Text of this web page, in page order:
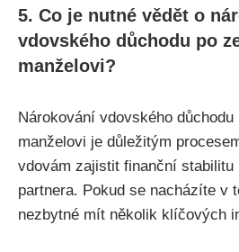
5. Co je nutné vědět o
vdovského důchodu po
manželovi?
Nárokování vdovského důchodu
manželovi je důležitým
vdovám zajistit finanční stabilitu
partnera. Pokud se nacházíte v
nezbytné mít několik klíčových